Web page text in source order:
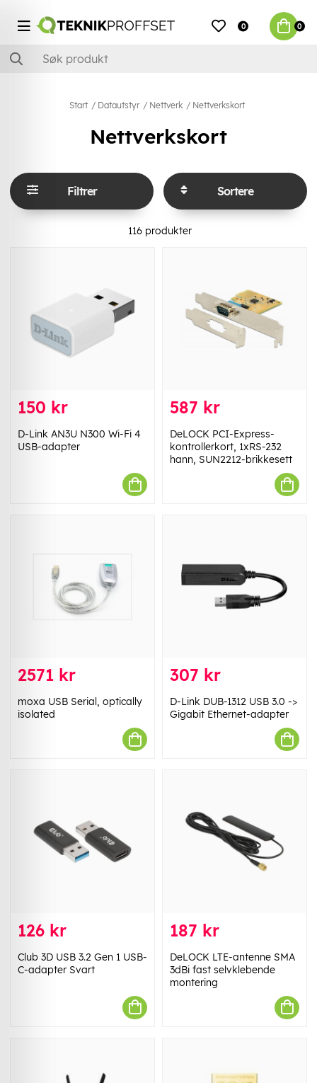
0 0
Start Datautstyr Nettverk Nettverkskort
Nettverkskort
Filtrer Sortere
116 produkter
150 kr
D-Link AN3U N300 Wi-Fi 4
USB-adapter
587 kr
DeLOCK PCI-Express-
kontrollerkort, 1xRS-232
hann, SUN2212-brikkesett
2571 kr
moxa USB Serial, optically
isolated
307 kr
D-Link DUB-1312 USB 3.0 ->
Gigabit Ethernet-adapter
126 kr
Club 3D USB 3.2 Gen 1 USB-
C-adapter Svart
187 kr
DeLOCK LTE-antenne SMA
3dBi fast selvklebende
montering